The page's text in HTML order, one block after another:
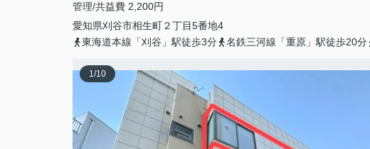
管理/共益費 2,200円
愛知県刈谷市相生町２丁目5番地4
東海道本線「刈谷」駅徒歩3分
名鉄三河線「重原」駅徒歩20分
1/10